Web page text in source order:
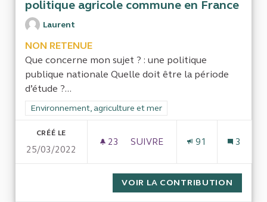
politique agricole commune en France
Laurent
NON RETENUE
Que concerne mon sujet ? : une politique
publique nationale Quelle doit être la période
d’étude ?...
Filtrer les résultats de la catégorie : Environnement,
Environnement, agriculture et mer
CRÉÉ LE
25/03/2022
23 23 ABONNÉS
SUIVRE
91 3
VOIR LA CONTRIBUTION